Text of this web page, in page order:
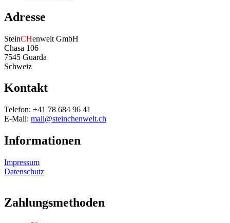
Adresse
SteinCHenwelt GmbH
Chasa 106
7545 Guarda
Schweiz
Kontakt
Telefon: +41 78 684 96 41
E-Mail: mail@steinchenwelt.ch
Informationen
Impressum
Datenschutz
Zahlungsmethoden